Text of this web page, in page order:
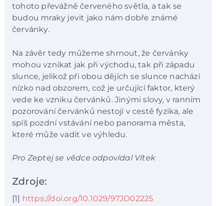
tohoto převážně červeného světla, a tak se
budou mraky jevit jako nám dobře známé
červánky.
Na závěr tedy můžeme shrnout, že červánky
mohou vznikat jak při východu, tak při západu
slunce, jelikož při obou dějích se slunce nachází
nízko nad obzorem, což je určující faktor, který
vede ke vzniku červánků. Jinými slovy, v ranním
pozorování červánků nestojí v cestě fyzika, ale
spíš pozdní vstávání nebo panorama města,
které může vadit ve výhledu.
Pro Zeptej se vědce odpovídal Vítek
Zdroje:
[1] https://doi.org/10.1029/97JD02225